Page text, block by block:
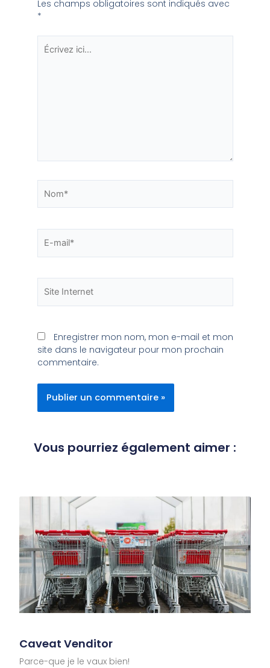
Les champs obligatoires sont indiqués avec
*
Enregistrer mon nom, mon e-mail et mon
site dans le navigateur pour mon prochain
commentaire.
Vous pourriez également aimer :
Caveat Venditor
Parce-que je le vaux bien!